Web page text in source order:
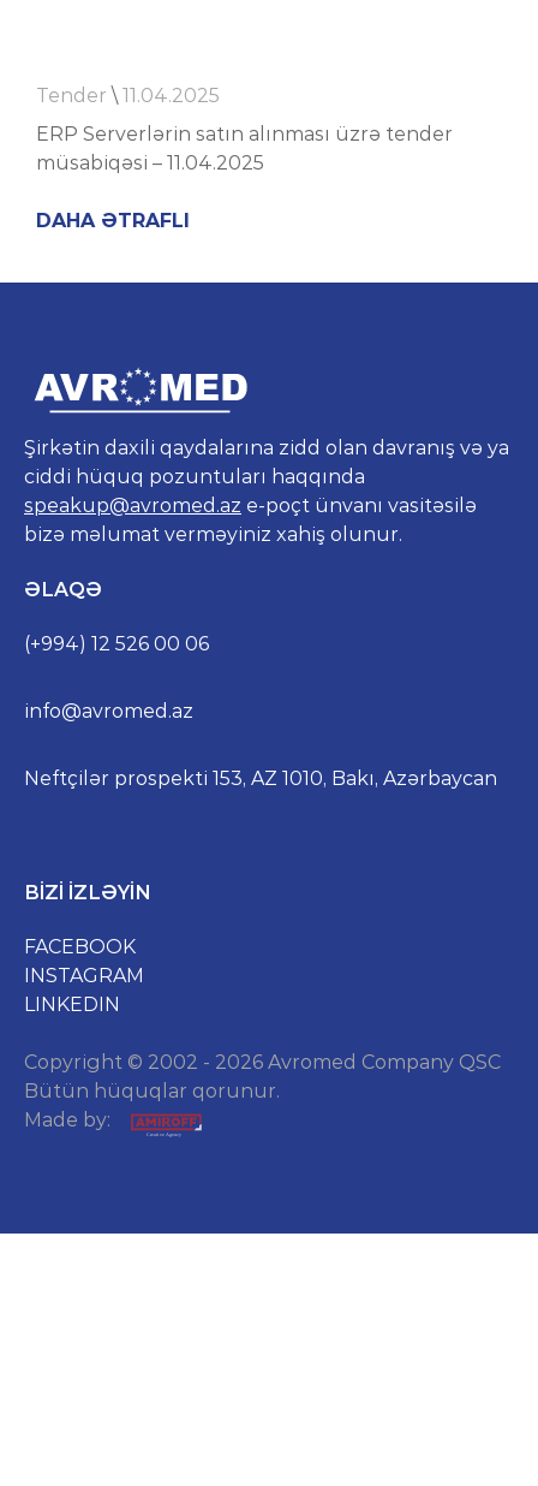
Tender\11.04.2025
ERP Serverlərin satın alınması üzrə tender
müsabiqəsi – 11.04.2025
DAHA ƏTRAFLI
Şirkətin daxili qaydalarına zidd olan davranış və ya
ciddi hüquq pozuntuları haqqında
speakup@avromed.az e-poçt ünvanı vasitəsilə
bizə məlumat verməyiniz xahiş olunur.
ƏLAQƏ
(+994) 12 526 00 06
info@avromed.az
Neftçilər prospekti 153, AZ 1010, Bakı, Azərbaycan
BIZI IZLƏYIN
FACEBOOK
INSTAGRAM
LINKEDIN
Copyright © 2002 - 2026 Avromed Company QSC
Bütün hüquqlar qorunur.
Made by: